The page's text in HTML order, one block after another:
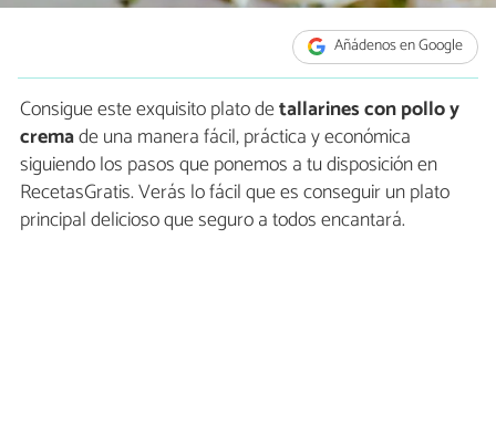
Añádenos en Google
Consigue este exquisito plato detallarines con pollo y
cremade una manera fácil, práctica y económica
siguiendo los pasos que ponemos a tu disposición en
RecetasGratis. Verás lo fácil que es conseguir un plato
principal delicioso que seguro a todos encantará.